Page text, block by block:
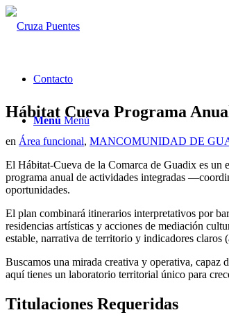
Contacto
Menú Menú
Hábitat Cueva Programa
en Área funcional, MANCOMUNIDAD DE
El Hábitat-Cueva de la Comarca de Guadix es un
programa anual de actividades integradas
oportunidades.
El plan combinará itinerarios interpretativos por
residencias artísticas y acciones de mediación
estable, narrativa de territorio y indicadores
Buscamos una mirada creativa y operativa,
aquí tienes un laboratorio territorial único para
Titulaciones Requeridas